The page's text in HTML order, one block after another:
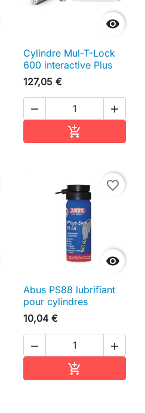

Cylindre Mul-T-Lock
600 interactive Plus
127,05 €
 


favorite_border
Abus PS88 lubrifiant
pour cylindres
10,04 €
 
